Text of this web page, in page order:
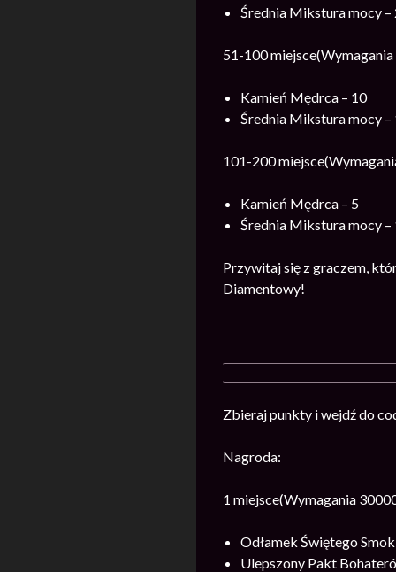
Średnia Mikstura mocy –
51-100
Kamień Mędrca – 10
Średnia Mikstura mocy –
101-200
Kamień Mędrca – 5
Średnia Mikstura mocy –
Przywitaj się z graczem,
Diamentowy!
Zbieraj punkty i wejdź do
Nagroda:
1 miejsce(Wymagania
Odłamek Świętego
Ulepszony Pakt